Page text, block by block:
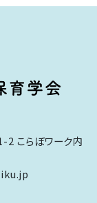
こらぼワーク内